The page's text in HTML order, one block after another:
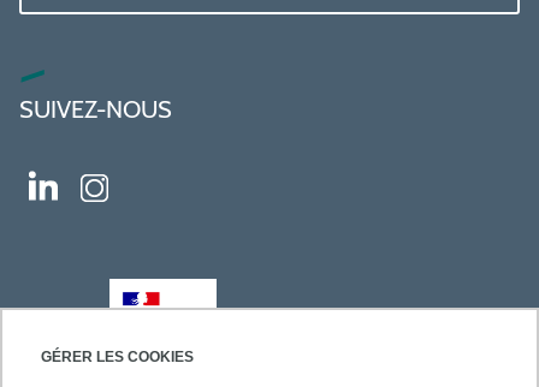
GÉRER LES COOKIES
SUIVEZ-NOUS